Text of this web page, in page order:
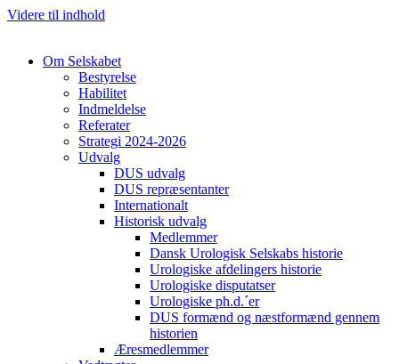
Videre til indhold
Om Selskabet
Bestyrelse
Habilitet
Indmeldelse
Referater
Strategi 2024-2026
Udvalg
DUS udvalg
DUS repræsentanter
Internationalt
Historisk udvalg
Medlemmer
Dansk Urologisk Selskabs historie
Urologiske afdelingers historie
Urologiske disputatser
Urologiske ph.d.´er
DUS formænd og næstformænd gennem
historien
Æresmedlemmer